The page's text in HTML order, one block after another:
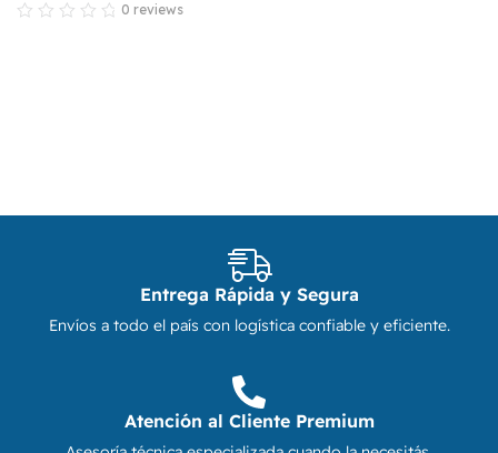
0 reviews
Entrega Rápida y Segura
Envíos a todo el país con logística confiable y eficiente.
Atención al Cliente Premium